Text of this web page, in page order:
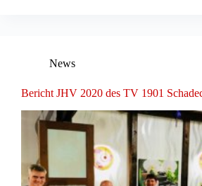
News
Bericht JHV 2020 des TV 1901